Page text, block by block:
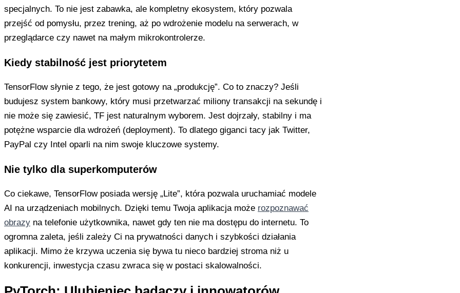
specjalnych. To nie jest zabawka, ale kompletny ekosystem, który pozwala
przejść od pomysłu, przez trening, aż po wdrożenie modelu na serwerach, w
przeglądarce czy nawet na małym mikrokontrolerze.
Kiedy stabilność jest priorytetem
TensorFlow słynie z tego, że jest gotowy na „produkcję”. Co to znaczy? Jeśli
budujesz system bankowy, który musi przetwarzać miliony transakcji na sekundę i
nie może się zawiesić, TF jest naturalnym wyborem. Jest dojrzały, stabilny i ma
potężne wsparcie dla wdrożeń (deployment). To dlatego giganci tacy jak Twitter,
PayPal czy Intel oparli na nim swoje kluczowe systemy.
Nie tylko dla superkomputerów
Co ciekawe, TensorFlow posiada wersję „Lite”, która pozwala uruchamiać modele
AI na urządzeniach mobilnych. Dzięki temu Twoja aplikacja może rozpoznawać
obrazy na telefonie użytkownika, nawet gdy ten nie ma dostępu do internetu. To
ogromna zaleta, jeśli zależy Ci na prywatności danych i szybkości działania
aplikacji. Mimo że krzywa uczenia się bywa tu nieco bardziej stroma niż u
konkurencji, inwestycja czasu zwraca się w postaci skalowalności.